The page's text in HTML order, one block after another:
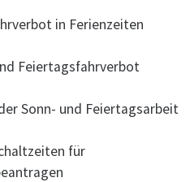
in Ferienzeiten
Feiertagsfahrverbot
Sonn- und Feiertagsarbeit
für